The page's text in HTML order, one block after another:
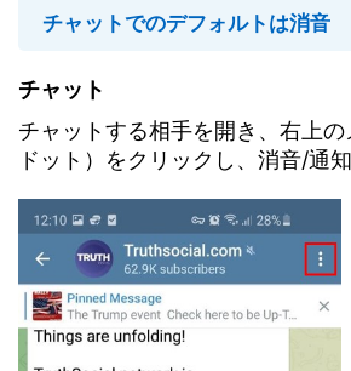
チャットでのデフォルトは消音
チャット
チャットする相手を開き、右上
ドット）をクリックし、消音/通